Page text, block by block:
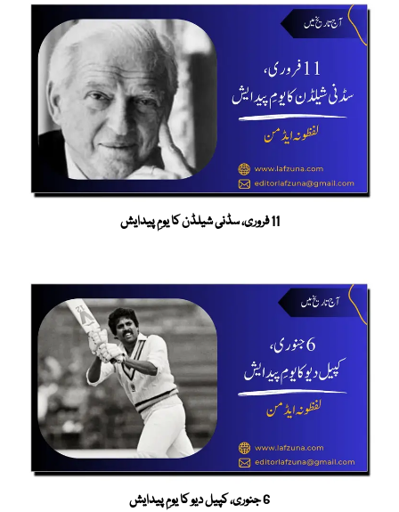
11 فروری، سڈنی شیلڈن کا یومِ پیدایش
6 جنوری، کپیل دیو کا یومِ پیدایش